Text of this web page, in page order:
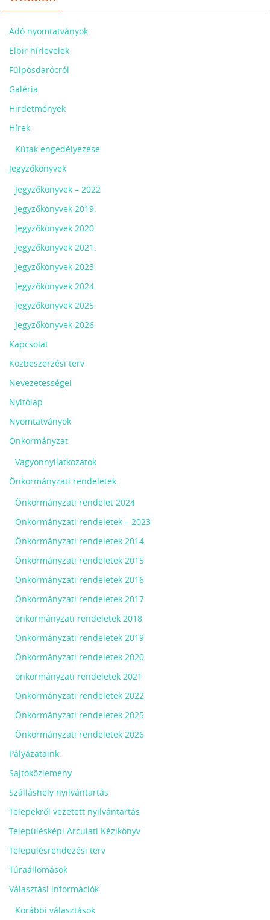
Adó nyomtatványok
Elbir hírlevelek
Fülpösdarócról
Galéria
Hirdetmények
Hírek
Kútak engedélyezése
Jegyzőkönyvek
Jegyzőkönyvek – 2022
Jegyzőkönyvek 2019.
Jegyzőkönyvek 2020.
Jegyzőkönyvek 2021.
Jegyzőkönyvek 2023
Jegyzőkönyvek 2024.
Jegyzőkönyvek 2025
Jegyzőkönyvek 2026
Kapcsolat
Közbeszerzési terv
Nevezetességei
Nyitólap
Nyomtatványok
Önkormányzat
Vagyonnyilatkozatok
Önkormányzati rendeletek
Önkormányzati rendelet 2024
Önkormányzati rendeletek – 2023
Önkormányzati rendeletek 2014
Önkormányzati rendeletek 2015
Önkormányzati rendeletek 2016
Önkormányzati rendeletek 2017
önkormányzati rendeletek 2018
Önkormányzati rendeletek 2019
Önkormányzati rendeletek 2020
önkormányzati rendeletek 2021
Önkormányzati rendeletek 2022
Önkormányzati rendeletek 2025
Önkormányzati rendeletek 2026
Pályázataink
Sajtóközlemény
Szálláshely nyilvántartás
Telepekről vezetett nyilvántartás
Településképi Arculati Kézikönyv
Településrendezési terv
Túraállomások
Választási információk
Korábbi választások